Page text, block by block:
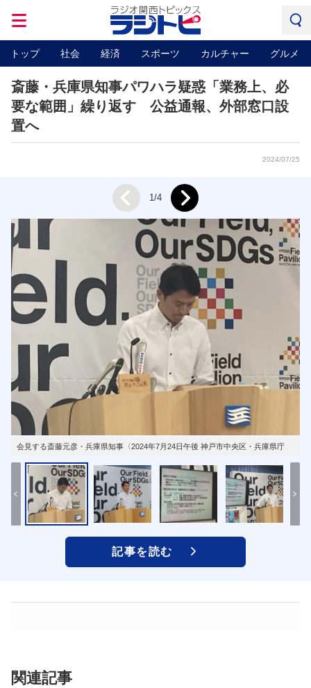
トップ 社会 経済 スポーツ カルチャー グルメ
斎藤・兵庫県知事パワハラ疑惑「業務上、必
要な範囲」繰り返す 公益通報、外部窓口設
置へ
2024/07/25
会見する斎藤元彦・兵庫県知事〈2024年7月24日午後 神戸市中央区・兵庫県庁
Prev 1/4 Next
記事を読む
関連記事